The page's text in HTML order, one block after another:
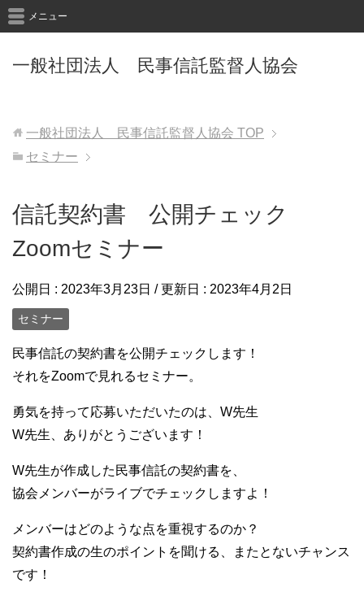
一般社団法人 民事信託監督人協会
メニュー
一般社団法人 民事信託監督人協会 TOP
セミナー
信託契約書 公開チェック
Zoomセミナー
公開日 : 2023年3月23日 / 更新日 : 2023年4月2日
セミナー
民事信託の契約書を公開チェックします！
それをZoomで見れるセミナー。
勇気を持って応募いただいたのは、W先生
W先生、ありがとうございます！
W先生が作成した民事信託の契約書を、
協会メンバーがライブでチェックしますよ！
メンバーはどのような点を重視するのか？
契約書作成の生のポイントを聞ける、またとないチャンス
です！